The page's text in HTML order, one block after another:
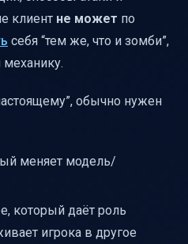
клиент не может по
себя “тем же, что и зомби”,
обычно нужен
меняет модель/
который даёт роль
игрока в другое